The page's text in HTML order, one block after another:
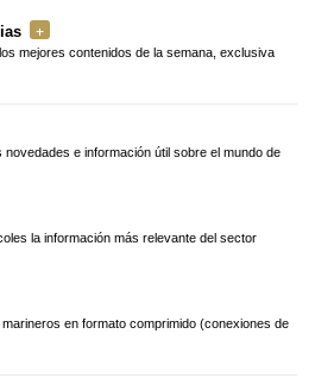
mejores contenidos de la semana, exclusiva
novedades e información útil sobre el mundo de
la información más relevante del sector
marineros en formato comprimido (conexiones de